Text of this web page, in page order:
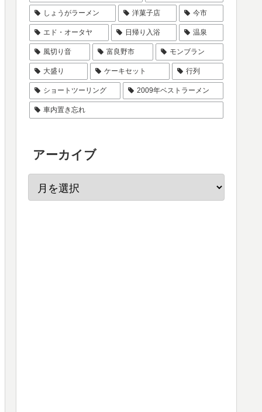
しょうがラーメン 洋菓子店 今市
エド・オータヤ 日帰り入浴 温泉
風切り音 富良野市 モンブラン
大盛り ケーキセット 行列
ショートツーリング 2009年ベストラーメン
車内置き忘れ
アーカイブ